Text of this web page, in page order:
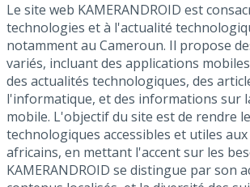
Le site web KAMERANDROID est
technologies et à l'actualité
notamment au Cameroun. Il propose
variés, incluant des applications
des actualités technologiques, des
l'informatique, et des informations sur
mobile. L'objectif du site est de rendre
technologiques accessibles et utiles
africains, en mettant l'accent sur les
KAMERANDROID se distingue par son